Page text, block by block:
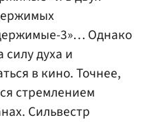
3»… Однако
духа и
в кино. Точнее,
стремлением
Сильвестр